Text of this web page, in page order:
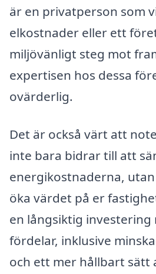
är en privatperson som
elkostnader eller ett
miljövänligt steg mot
expertisen hos dessa
ovärderlig.
Det är också värt att
inte bara bidrar till att
energikostnaderna, utan
öka värdet på er
en långsiktig investering
fördelar, inklusive
och ett mer hållbart sätt